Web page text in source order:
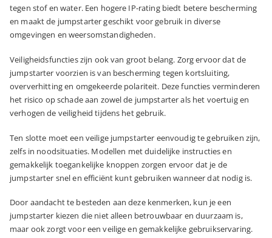
tegen stof en water. Een hogere IP-rating biedt betere bescherming
en maakt de jumpstarter geschikt voor gebruik in diverse
omgevingen en weersomstandigheden.
Veiligheidsfuncties zijn ook van groot belang. Zorg ervoor dat de
jumpstarter voorzien is van bescherming tegen kortsluiting,
oververhitting en omgekeerde polariteit. Deze functies verminderen
het risico op schade aan zowel de jumpstarter als het voertuig en
verhogen de veiligheid tijdens het gebruik.
Ten slotte moet een veilige jumpstarter eenvoudig te gebruiken zijn,
zelfs in noodsituaties. Modellen met duidelijke instructies en
gemakkelijk toegankelijke knoppen zorgen ervoor dat je de
jumpstarter snel en efficiënt kunt gebruiken wanneer dat nodig is.
Door aandacht te besteden aan deze kenmerken, kun je een
jumpstarter kiezen die niet alleen betrouwbaar en duurzaam is,
maar ook zorgt voor een veilige en gemakkelijke gebruikservaring.